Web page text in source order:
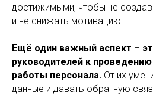
достижимыми, чтобы не
и не снижать мотивацию.
Ещё один важный аспект –
руководителей к
работы персонала. От их
данные и давать обратную